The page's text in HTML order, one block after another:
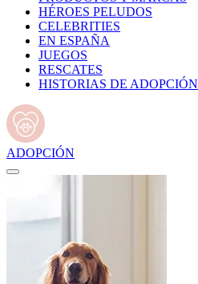
HÉROES PELUDOS
CELEBRITIES
EN ESPAÑA
JUEGOS
RESCATES
HISTORIAS DE ADOPCIÓN
ADOPCIÓN